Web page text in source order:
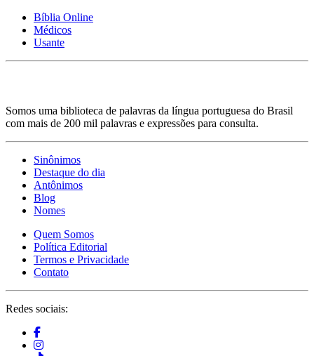
Bíblia Online
Médicos
Usante
Somos uma biblioteca de palavras da língua portuguesa do Brasil
com mais de 200 mil palavras e expressões para consulta.
Sinônimos
Destaque do dia
Antônimos
Blog
Nomes
Quem Somos
Política Editorial
Termos e Privacidade
Contato
Redes sociais: